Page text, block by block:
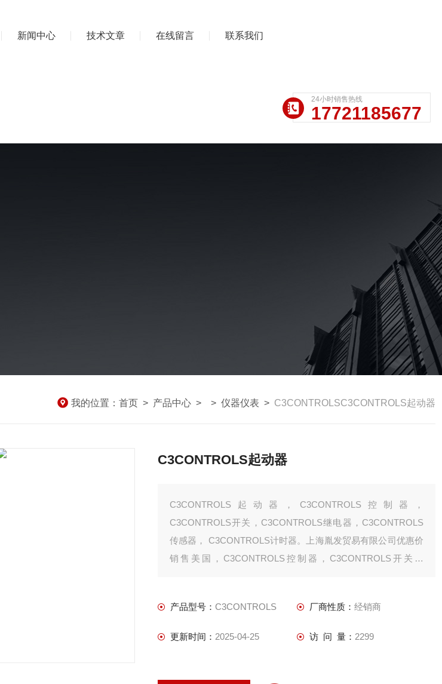
新闻中心 技术文章 在线留言 联系我们
24小时销售热线
17721185677
我的位置： 首页 > 产品中心 > > 仪器仪表 > C3CONTROLSC3CONTROLS起动器
C3CONTROLS起动器
C3CONTROLS起动器，C3CONTROLS控制器，
C3CONTROLS开关，C3CONTROLS继电器，C3CONTROLS
传感器， C3CONTROLS计时器。上海胤发贸易有限公司优惠价
销售美国，C3CONTROLS控制器，C3CONTROLS开关，
产品型号： C3CONTROLS 厂商性质： 经销商
更新时间： 2025-04-25 访 问 量： 2299